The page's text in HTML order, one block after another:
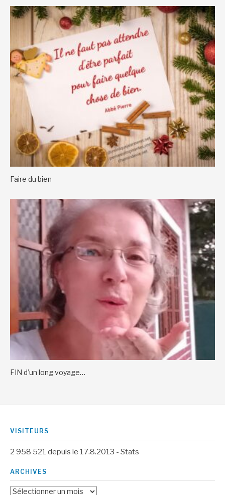
Faire du bien
FIN d’un long voyage…
VISITEURS
2 958 521 depuis le 17.8.2013 - Stats
ARCHIVES
Archives